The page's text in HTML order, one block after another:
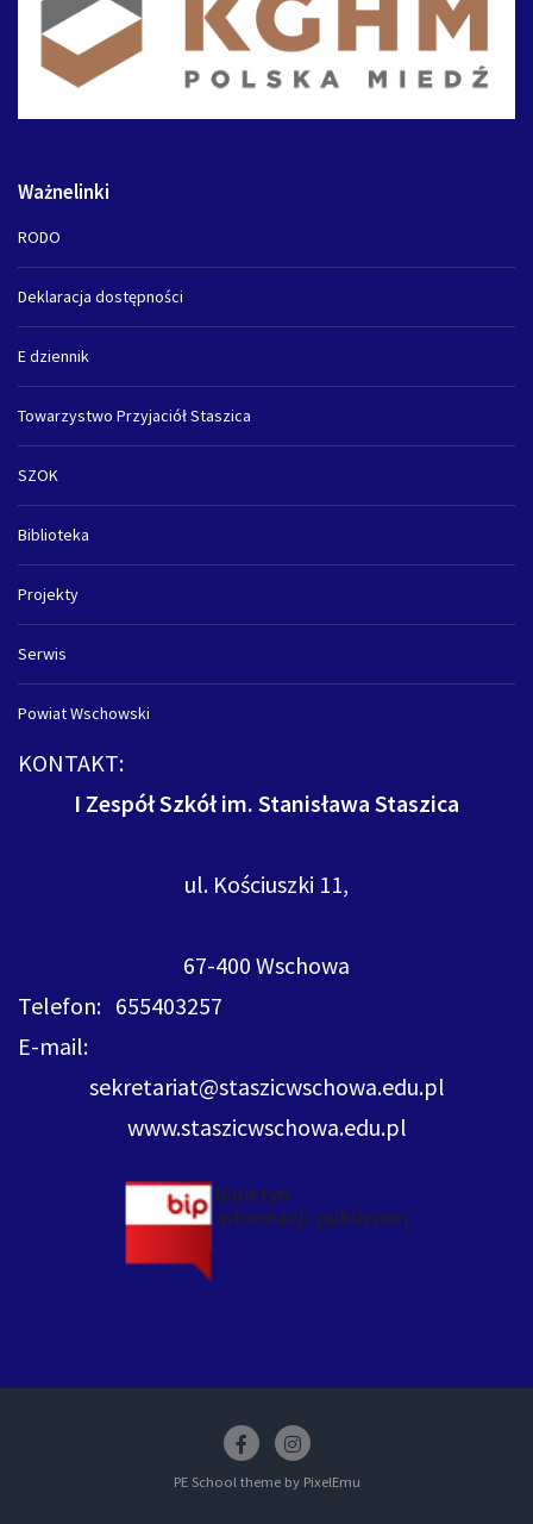
Ważnelinki
RODO
Deklaracja dostępności
E dziennik
Towarzystwo Przyjaciół Staszica
SZOK
Biblioteka
Projekty
Serwis
Powiat Wschowski
KONTAKT:
I Zespół Szkół im. Stanisława Staszica
ul. Kościuszki 11,
67-400 Wschowa
Telefon: 655403257
E-mail:
sekretariat@staszicwschowa.edu.pl
www.staszicwschowa.edu.pl
Facebookinsstagram
PE School theme by PixelEmu